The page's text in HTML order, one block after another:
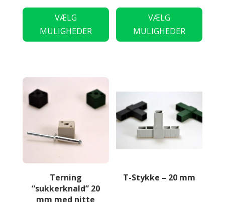
VÆLG
MULIGHEDER
Dette
flere
på
varesiden
VÆLG
MULIGHEDER
på
Terning
“sukkerknald” 20
mm med nitte
T-Stykke – 20 mm